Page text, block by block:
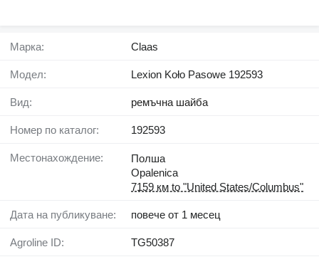
Марка: Claas
Модел: Lexion Koło Pasowe 192593
Вид: ремъчна шайба
Номер по каталог: 192593
Местонахождение:
Полша
Opalenica
7159 км to "United States/Columbus"
Дата на публикуване: повече от 1 месец
Agroline ID: TG50387